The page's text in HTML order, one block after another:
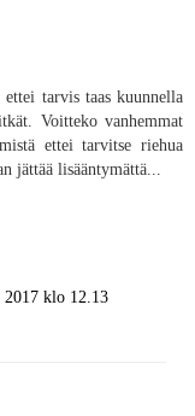
tarvis taas kuunnella
Voitteko vanhemmat
ettei tarvitse riehua
jättää lisääntymättä...
2017 klo 12.13